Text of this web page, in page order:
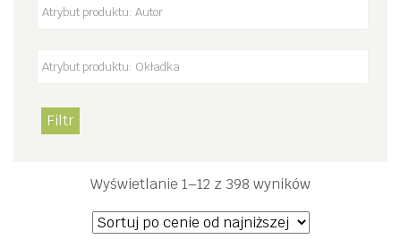
Filtr
Wyświetlanie 1–12 z 398 wynikówPosortowane